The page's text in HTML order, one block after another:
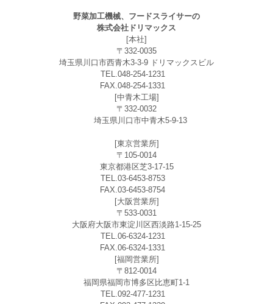
野菜加工機械、フードスライサーの
株式会社ドリマックス
[本社]
〒332-0035
埼玉県川口市西青木3-3-9 ドリマックスビル
TEL.048-254-1231
FAX.048-254-1331
[中青木工場]
〒332-0032
埼玉県川口市中青木5-9-13
[東京営業所]
〒105-0014
東京都港区芝3-17-15
TEL.03-6453-8753
FAX.03-6453-8754
[大阪営業所]
〒533-0031
大阪府大阪市東淀川区西淡路1-15-25
TEL.06-6324-1231
FAX.06-6324-1331
[福岡営業所]
〒812-0014
福岡県福岡市博多区比恵町1-1
TEL.092-477-1231